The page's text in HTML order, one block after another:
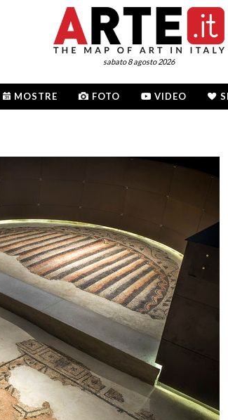
sabato 8 agosto 2026
MOSTRE FOTO VIDEO